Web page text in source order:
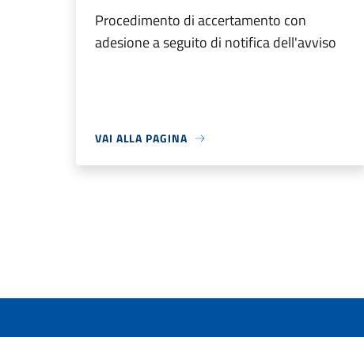
Procedimento di accertamento con
adesione a seguito di notifica dell'avviso
VAI ALLA PAGINA